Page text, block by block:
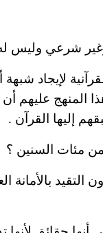
شرعي وليس
لإيجاد
المنهج عليهم أن
إليها القرآن .
مئات السنين ؟
التقيد بالأمانة